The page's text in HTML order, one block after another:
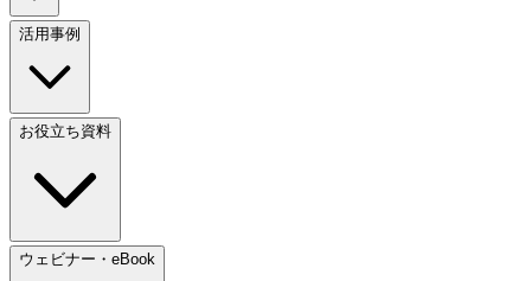
活用事例
お役立ち資料
ウェビナー・eBook